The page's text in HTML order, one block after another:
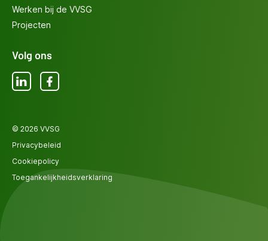
Werken bij de VVSG
Projecten
Volg ons
LinkedInFacebook
© 2026 VVSG
Privacybeleid
Cookiepolicy
Toegankelijkheidsverklaring